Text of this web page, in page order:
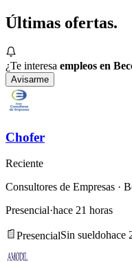
Últimas ofertas.
¿Te interesa empleos en
Avisarme
Chofer
Reciente
Consultores de Empresas ·
Presencial·hace 21 horas
PresencialSin sueldohace